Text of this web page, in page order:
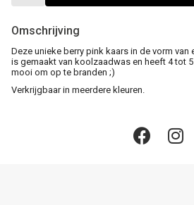
Omschrijving
Deze unieke berry pink kaars in de vorm van
is gemaakt van koolzaadwas en heeft 4 tot
mooi om op te branden ;)
Verkrijgbaar in meerdere kleuren.